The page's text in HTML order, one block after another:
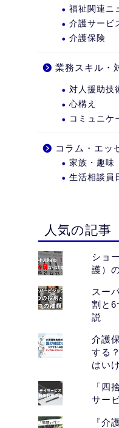
福祉関連ニ
介護サービ
介護保険
業務スキル・
対人援助技
心構え
コミュニケ
コラム・エッ
家族・趣味
生活相談員
人気の記事
ショ
護）
スー
割と6
説
介護
する
はい
「四
サー
『介